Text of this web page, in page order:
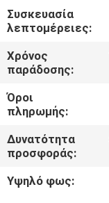
ΠΟΙΟΤΙΚΌΣ
ΈΛΕΓΧΟΣ
ΖΗΤΉΣΤΕ
ΈΝΑ
ΑΠΌΣΠΑΣΜΑ
SITEMAP
Συσκευασία
λεπτομέρειες:
Χρόνος
παράδοσης:
Όροι
πληρωμής:
Δυνατότητα
προσφοράς:
Υψηλό φως: